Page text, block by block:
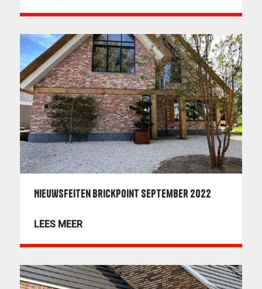
Nieuwsfeiten BrickPoint september 2022
LEES MEER